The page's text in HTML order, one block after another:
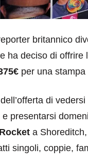
britannico
ha deciso di
per una
di vedersi
presentarsi
Rocket a
singoli, coppie,